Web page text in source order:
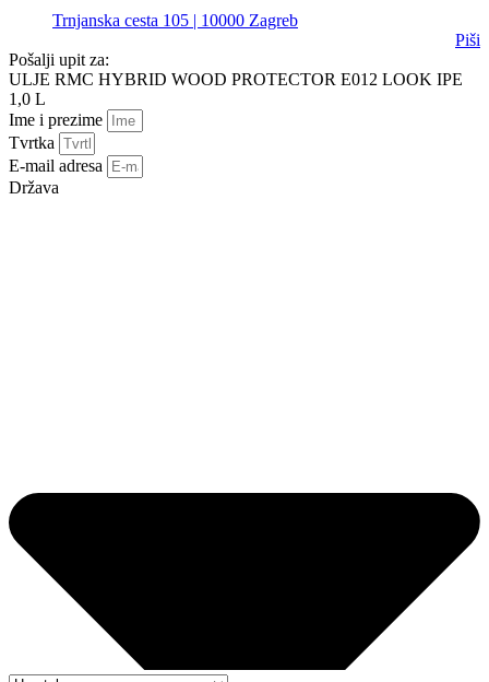
Trnjanska cesta 105 | 10000 Zagreb
Piši
Pošalji upit za:
ULJE RMC HYBRID WOOD PROTECTOR E012 LOOK IPE
1,0 L
Ime i prezime
Tvrtka
E-mail adresa
Država